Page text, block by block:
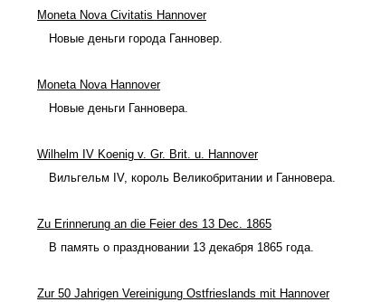
Moneta Nova Civitatis Hannover
Новые деньги города Ганновер.
Moneta Nova Hannover
Новые деньги Ганновера.
Wilhelm IV Koenig v. Gr. Brit. u. Hannover
Вильгельм IV, король Великобритании и Ганновера.
Zu Erinnerung an die Feier des 13 Dec. 1865
В память о праздновании 13 декабря 1865 года.
Zur 50 Jahrigen Vereinigung Ostfrieslands mit Hannover